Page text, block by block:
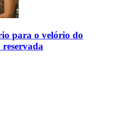
para o velório do
reservada